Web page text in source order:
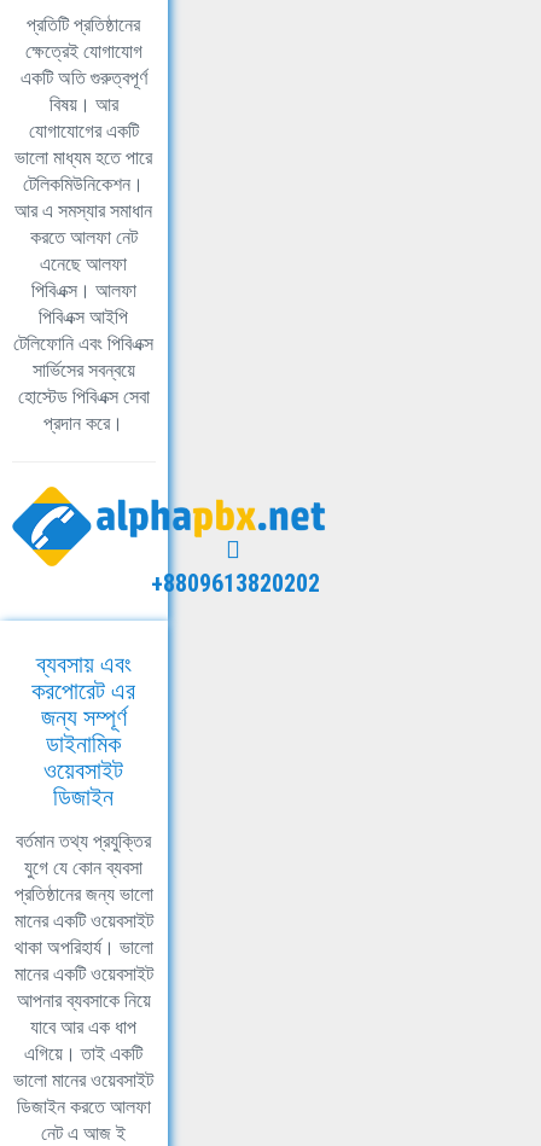
প্রতিটি প্রতিষ্ঠানের
ক্ষেত্রেই যোগাযোগ
একটি অতি গুরুত্বপূর্ণ
বিষয়। আর
যোগাযোগের একটি
ভালো মাধ্যম হতে পারে
টেলিকমিউনিকেশন।
আর এ সমস্যার সমাধান
করতে আলফা নেট
এনেছে আলফা
পিবিএক্স। আলফা
পিবিএক্স আইপি
টেলিফোনি এবং পিবিএক্স
সার্ভিসের সবন্বয়ে
হোস্টেড পিবিএক্স সেবা
প্রদান করে।
+8809613820202
ব্যবসায় এবং
করপোরেট এর
জন্য সম্পূর্ণ
ডাইনামিক
ওয়েবসাইট
ডিজাইন
বর্তমান তথ্য প্রযুক্তির
যুগে যে কোন ব্যবসা
প্রতিষ্ঠানের জন্য ভালো
মানের একটি ওয়েবসাইট
থাকা অপরিহার্য। ভালো
মানের একটি ওয়েবসাইট
আপনার ব্যবসাকে নিয়ে
যাবে আর এক ধাপ
এগিয়ে। তাই একটি
ভালো মানের ওয়েবসাইট
ডিজাইন করতে আলফা
নেট এ আজ ই